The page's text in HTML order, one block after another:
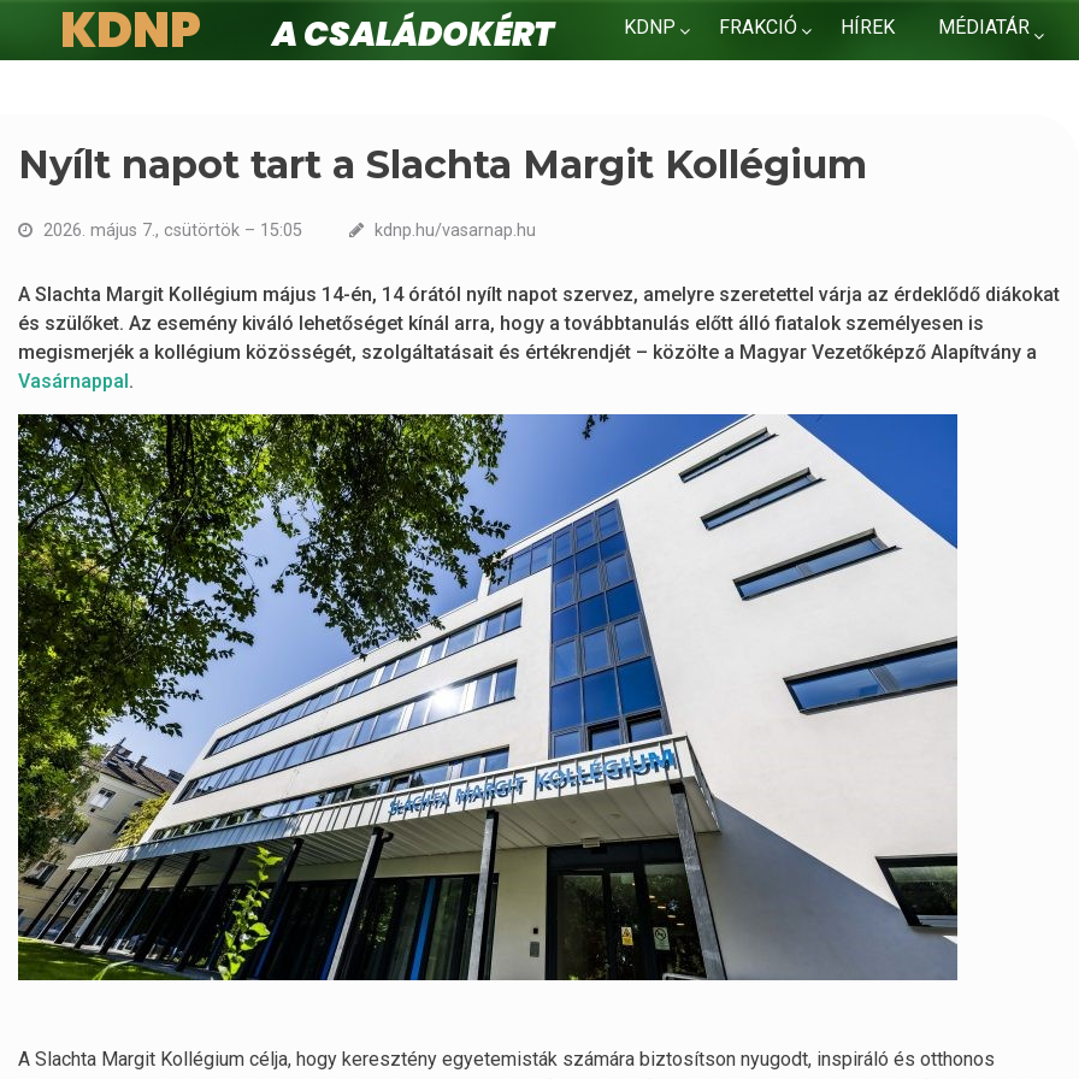
KDNP FRAKCIÓ HÍREK MÉDIATÁR
KDNP
A családokért.
Nyílt napot tart a Slachta Margit Kollégium
2026. május 7., csütörtök – 15:05 kdnp.hu/vasarnap.hu
A Slachta Margit Kollégium május 14-én, 14 órától nyílt napot szervez, amelyre szeretettel várja az érdeklődő diákokat
és szülőket. Az esemény kiváló lehetőséget kínál arra, hogy a továbbtanulás előtt álló fiatalok személyesen is
megismerjék a kollégium közösségét, szolgáltatásait és értékrendjét – közölte a Magyar Vezetőképző Alapítvány a
Vasárnappal.
A Slachta Margit Kollégium célja, hogy keresztény egyetemisták számára biztosítson nyugodt, inspiráló és otthonos